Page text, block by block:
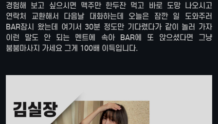
경험해 보고 싶으시면 맥주만 한두잔 먹고 바로 도망 나오시고
연락처 교환해서 다음날 대화하는데 오늘은 잠깐 일 도와주러
BAR잠시 왔는데 여기서 30분 정도만 기다렸다가 같이 놀러 가자
이런 말도 안 되는 멘트에 속아 BAR에 또 앉으셨다면 그냥
붐붐마사지 가세요 그게 100배 이득입니다.